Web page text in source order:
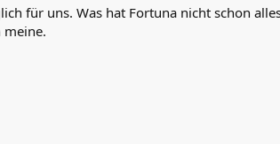
für uns. Was hat Fortuna nicht schon
meine.